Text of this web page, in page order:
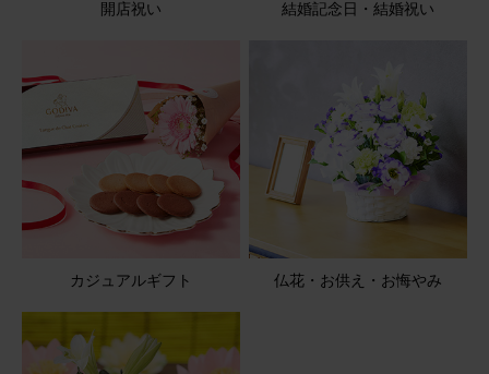
60代
とてもかわいいです
宅配ボックスに入っていましたが、元気な状態でした
アレンジメント(ピンク) Mサイズ
ブルーミーユーザーさん
用途：
自宅用
好きなカラー
開店祝い 結婚記念日・結婚祝い
カジュアルギフト 仏花・お供え・お悔やみ